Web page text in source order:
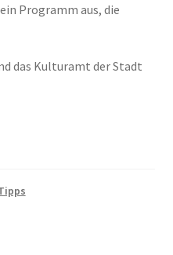
Programm aus, die
das Kulturamt der Stadt